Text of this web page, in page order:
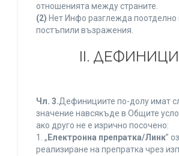
отношенията между страните.
(2) Нет Инфо разглежда поотделно
постъпили възражения.
ІІ.
Чл. 3.Дефинициите по-долу имат
значение навсякъде в Общите
ако друго не е изрично посочено:
1. „ Електронна препратка/Линк”
реализиране на препратка чрез